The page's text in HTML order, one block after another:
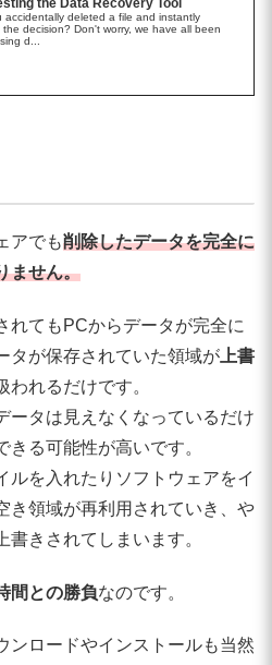
accidentally deleted a file and instantly
the decision? Don't worry, we have all been
d...
アでも削除したデータを完全に
ません。
れてもPCからデータが完全に
タが保存されていた領域が 上書
われるだけです。
ータは見えなくなっているだけ
る可能性が高いです。
ルを入れたりソフトウェアをイ
き領域が再利用されていき、や
きされてしまいます。
間との勝負なのです。
ンロードやインストールも当然